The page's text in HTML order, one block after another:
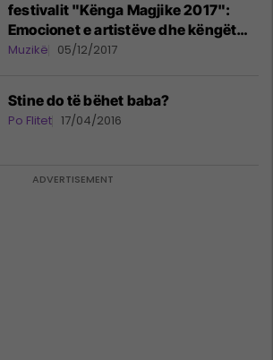
festivalit "Kënga Magjike 2017":
Emocionet e artistëve dhe këngët
favorite (Foto/Video)
Muzikë 05/12/2017
Stine do të bëhet baba?
Po Flitet 17/04/2016